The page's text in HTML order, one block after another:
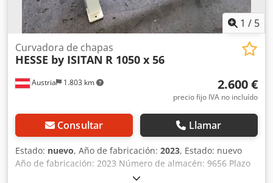
1 / 5
Austria 1.803 km
Curvadora de chapas
HESSE by ISITAN R 1050 x 56
2.600 €
precio fijo IVA no incluído
Consultar Llamar
Estado: nuevo, Año de fabricación: 2023, Estado: nuevo
Año de fabricación: 2023 Número de almacén: 9656 Plazo
de entrega: inmediato, sujeto a disponibilidad País de